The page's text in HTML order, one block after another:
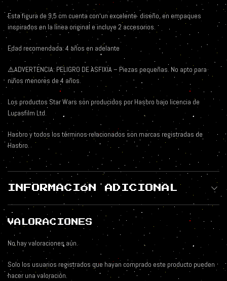
Esta figura de 9,5 cm cuenta con un excelente diseño, en empaques
inspirados en la línea original e incluye 2 accesorios.
Edad recomendada: 4 años en adelante
⚠️ADVERTENCIA: PELIGRO DE ASFIXIA – Piezas pequeñas. No apto para
niños menores de 4 años.
Los productos Star Wars son producidos por Hasbro bajo licencia de
Lucasfilm Ltd.
Hasbro y todos los términos relacionados son marcas registradas de
Hasbro.
INFORMACIÓN ADICIONAL
VALORACIONES
No hay valoraciones aún.
Solo los usuarios registrados que hayan comprado este producto pueden
hacer una valoración.